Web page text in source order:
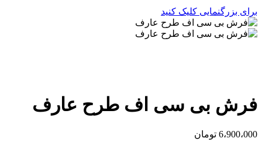
برای بزرگنمایی کلیک کنید
فرش بی سی اف طرح عارف
6،900،000 تومان